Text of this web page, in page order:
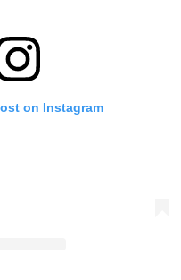
on Instagram